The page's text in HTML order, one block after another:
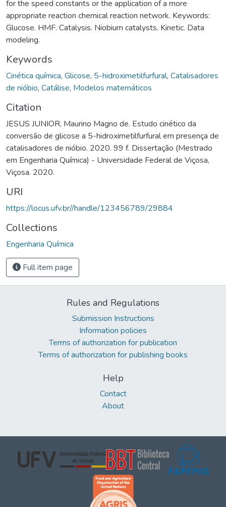
for the speed constants or the application of a more
appropriate reaction chemical reaction network. Keywords:
Glucose. HMF. Catalysis. Niobium catalysts. Kinetic. Data
modeling.
Keywords
Cinética química, Glicose, 5-hidroximetilfurfural, Catalisadores
de nióbio, Catálise, Modelos matemáticos
Citation
JESUS JUNIOR, Maurino Magno de. Estudo cinético da
conversão de glicose a 5-hidroximetilfurfural em presença de
catalisadores de nióbio. 2020. 99 f. Dissertação (Mestrado
em Engenharia Química) - Universidade Federal de Viçosa,
Viçosa. 2020.
URI
https://locus.ufv.br//handle/123456789/29884
Collections
Engenharia Química
Full item page
Rules and Regulations
Submission Instructions
Information policies
Terms of authorization for publication
Terms of authorization for publishing books
Help
Contact
About